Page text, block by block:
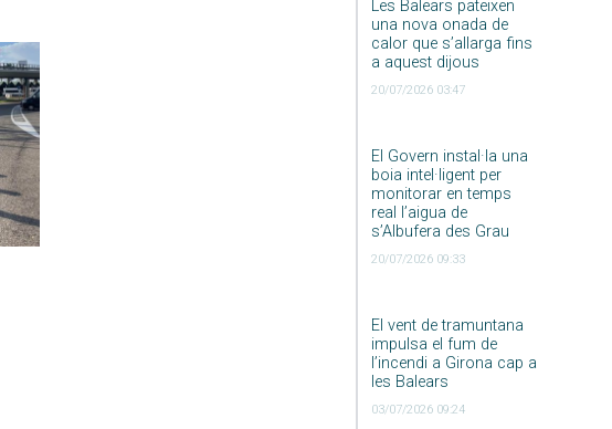
Les Balears pateixen
una nova onada de
calor que s’allarga fins
a aquest dijous
20/07/2026 03:47
El Govern instal·la una
boia intel·ligent per
monitorar en temps
real l’aigua de
s’Albufera des Grau
20/07/2026 09:33
El vent de tramuntana
impulsa el fum de
l’incendi a Girona cap a
les Balears
03/07/2026 09:24